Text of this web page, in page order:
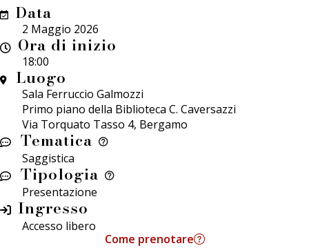
Data
2 Maggio 2026
Ora di inizio
18:00
Luogo
Sala Ferruccio Galmozzi
Primo piano della Biblioteca C. Caversazzi
Via Torquato Tasso 4, Bergamo
Tematica
Saggistica
Tipologia
Presentazione
Ingresso
Accesso libero
Come prenotare